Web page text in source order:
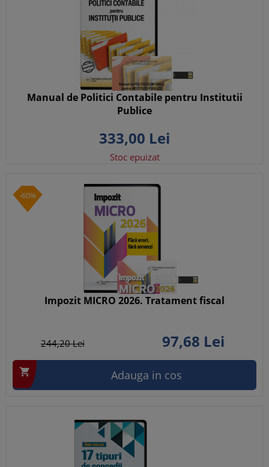
Manual de Politici Contabile pentru Institutii
Publice
333,00 Lei
Stoc epuizat
-60%
Impozit MICRO 2026. Tratament fiscal
244,20Lei 97,68 Lei
 Adauga in cos